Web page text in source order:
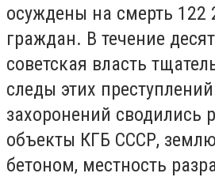
осуждены на смерть 122
граждан. В течение
советская власть
следы этих
захоронений сводились
объекты КГБ СССР,
бетоном, местность